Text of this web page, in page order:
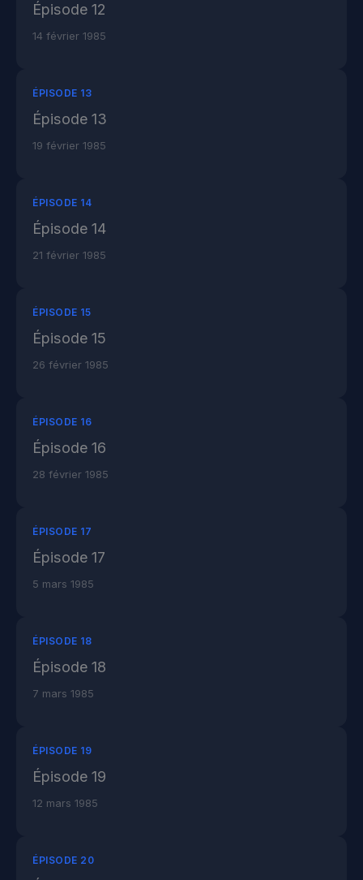
Épisode 12
14 février 1985
ÉPISODE 13
Épisode 13
19 février 1985
ÉPISODE 14
Épisode 14
21 février 1985
ÉPISODE 15
Épisode 15
26 février 1985
ÉPISODE 16
Épisode 16
28 février 1985
ÉPISODE 17
Épisode 17
5 mars 1985
ÉPISODE 18
Épisode 18
7 mars 1985
ÉPISODE 19
Épisode 19
12 mars 1985
ÉPISODE 20